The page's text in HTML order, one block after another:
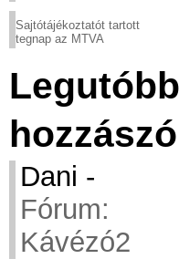
Sajtótájékoztatót tartott
tegnap az MTVA
Dani -
Fórum:
Kávézó2